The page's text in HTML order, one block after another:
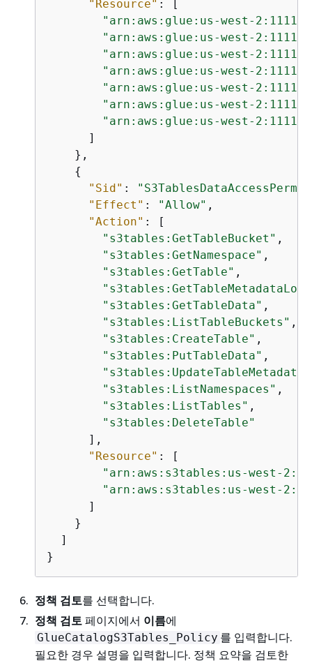
"Resource" : [
"arn:aws:glue:us-west-
"arn:aws:glue:us-west-
"arn:aws:glue:us-west-
"arn:aws:glue:us-west-
"arn:aws:glue:us-west-
"arn:aws:glue:us-west-
"arn:aws:glue:us-west-
      ]
    },
{
"Sid" :
"Effect" : "Allow" ,
"Action" : [
"s3tables:GetTableBucket" ,
"s3tables:GetNamespace" ,
"s3tables:GetTable" ,
"s3tables:GetTableData" ,
"s3tables:ListTableBuckets" ,
"s3tables:CreateTable" ,
"s3tables:PutTableData" ,
"s3tables:ListNamespaces" ,
"s3tables:ListTables" ,
"s3tables:DeleteTable"
      ],
"Resource" : [
"arn:aws:s3tables:us-west-
"arn:aws:s3tables:us-west-
      ]
    }
  ]
}
정책 검토를 선택합니다.
정책 검토 페이지에서 이름에
GlueCatalogS3Tables_Policy 를 입력합니다.
필요한 경우 설명을 입력합니다. 정책 요약을 검토한